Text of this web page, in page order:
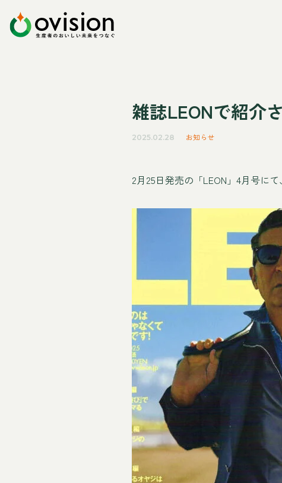
雑誌LEONで紹介
2025.02.28 お知らせ
2月25日発売の「LEON」4月号に